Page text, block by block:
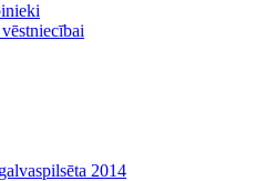
2014